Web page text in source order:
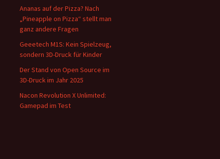
Ananas auf der Pizza? Nach
„Pineapple on Pizza“ stellt man
ganz andere Fragen
Geeetech M1S: Kein Spielzeug,
sondern 3D-Druck für Kinder
Der Stand von Open Source im
3D-Druck im Jahr 2025
Nacon Revolution X Unlimited:
Gamepad im Test